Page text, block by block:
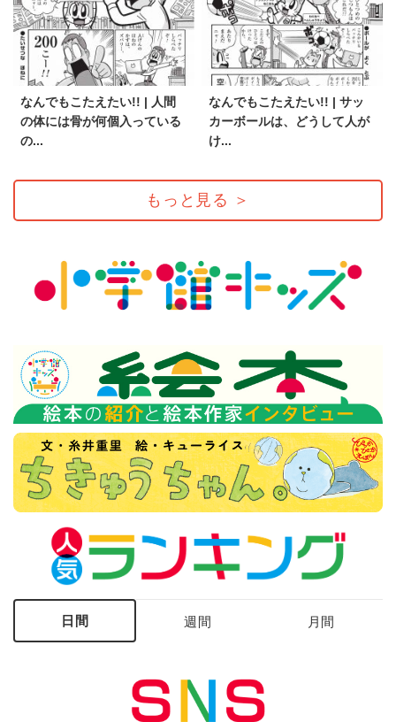
なんでもこたえたい!! | 人間
の体には骨が何個入っている
の...
なんでもこたえたい!! | サッ
カーボールは、どうして人が
け...
もっと見る ＞
日間 週間 月間